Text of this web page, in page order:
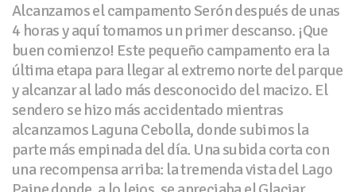
Alcanzamos el campamento Serón después de unas
4 horas y aquí tomamos un primer descanso. ¡Que
buen comienzo! Este pequeño campamento era la
última etapa para llegar al extremo norte del parque
y alcanzar al lado más desconocido del macizo. El
sendero se hizo más accidentado mientras
alcanzamos Laguna Cebolla, donde subimos la
parte más empinada del día. Una subida corta con
una recompensa arriba: la tremenda vista del Lago